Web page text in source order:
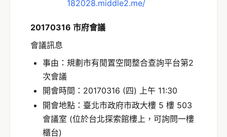
182028.middle2.me/
20170316 市府會議
會議訊息
事由：規劃市有閒置空間整合查詢平台第2
次會議
開會時間：20170316 (四) 上午 11:30
開會地點：臺北市政府市政大樓 5 樓 503
會議室 (位於台北探索館樓上，可詢問一樓
櫃台)